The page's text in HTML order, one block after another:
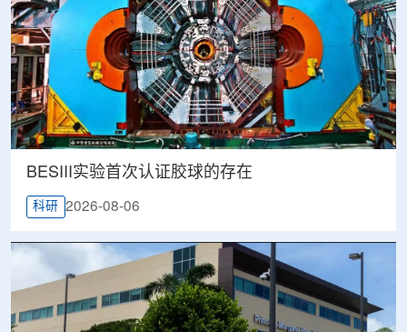
BESIII实验首次认证胶球的存在
科研 2026-08-06